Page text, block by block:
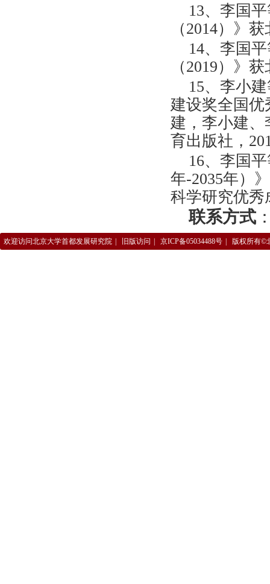
13、李国
（2014）》
14、李国
（2019）》
15、李小
建设奖全国
建，李小建
育出版社，
16、李国
年-2035年）
科学研究优秀
联系方式
欢迎访问北京大学首都发展研究院 旧版访问 京ICP备05034488号 版权所有©